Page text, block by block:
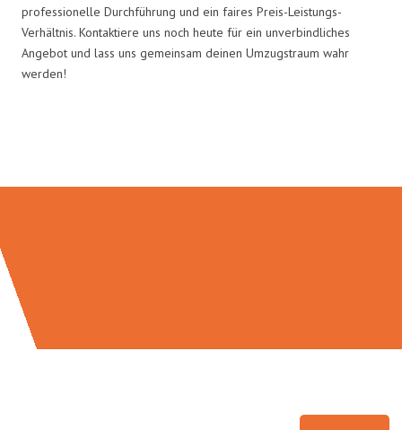
professionelle Durchführung und ein faires Preis-Leistungs-
Verhältnis. Kontaktiere uns noch heute für ein unverbindliches
Angebot und lass uns gemeinsam deinen Umzugstraum wahr
werden!